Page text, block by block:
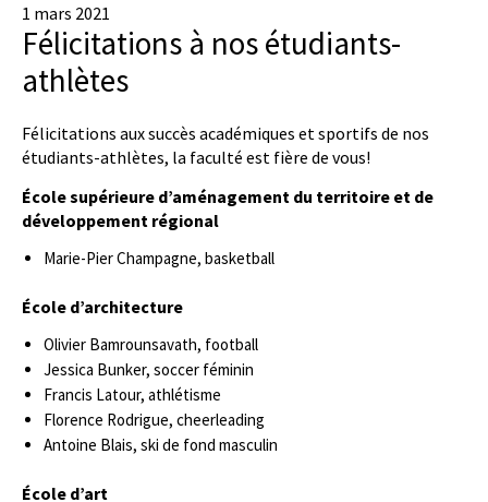
1 mars 2021
Félicitations à nos étudiants-
athlètes
Félicitations aux succès académiques et sportifs de nos
étudiants-athlètes, la faculté est fière de vous!
École supérieure d’aménagement du territoire et de
développement régional
Marie-Pier Champagne, basketball
École d’architecture
Olivier Bamrounsavath, football
Jessica Bunker, soccer féminin
Francis Latour, athlétisme
Florence Rodrigue, cheerleading
Antoine Blais, ski de fond masculin
École d’art